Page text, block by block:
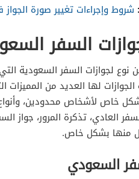
شروط وإجراءات تغيير صورة الجواز
السفر
نوع لجوازات السفر السعودية
لها العديد من
خاص لأشخاص محدودين،
العادي، تذكرة المرور، جواز
منها بشكل خاص.
السعودي